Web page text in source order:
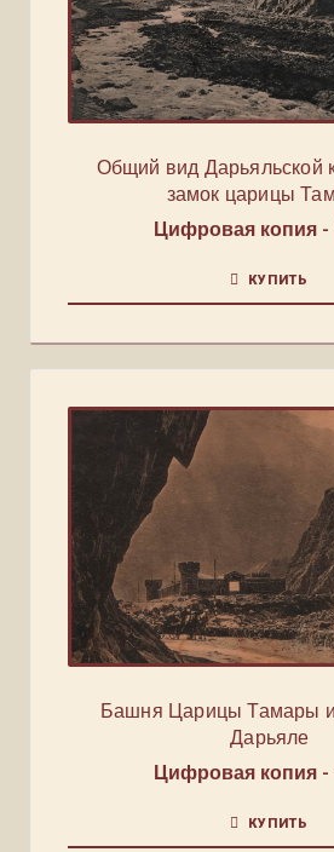
Общий вид Дарьяльской
замок царицы
Цифровая копия -
КУПИТЬ
Башня Царицы Тамары и
Дарьяле
Цифровая копия -
КУПИТЬ